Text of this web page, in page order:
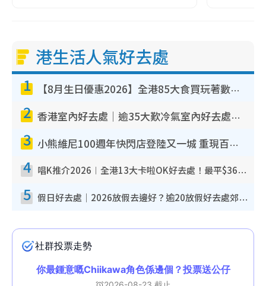
港生活人氣好去處
1 【8月生日優惠2026】全港85大食買玩著數攻略 自助餐/火鍋放題同行免費＋誠品/DONKI送現金券
2 香港室內好去處｜逾35大歎冷氣室內好去處推介 室內活動免費避雨無懼落雨
3 小熊維尼100週年快閃店登陸又一城 重現百畝森林經典場景／獨家限定盲盒登場／專屬DIY香水
4 唱K推介2026︱全港13大卡啦OK好去處！最平$36起 日文K都有！(附地址+收費詳情)
5 假日好去處｜2026放假去邊好？逾20放假好去處郊外/秘景 休閒半日或一日遊